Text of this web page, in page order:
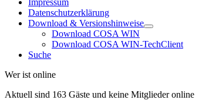
Impressum
Datenschutzerklärung
Download & Versionshinweise
Download COSA WIN
Download COSA WIN-TechClient
Suche
Wer ist online
Aktuell sind 163 Gäste und keine Mitglieder online